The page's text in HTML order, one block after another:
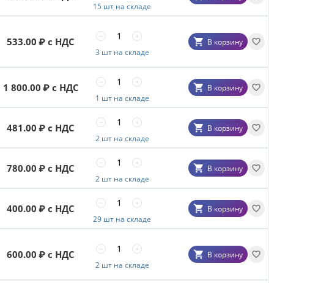
15 шт на складе
533.00 ₽ с НДС +
−
3 шт на складе
В корзину
1 800.00 ₽ с НДС +
−
1 шт на складе
В корзину
481.00 ₽ с НДС +
−
2 шт на складе
В корзину
780.00 ₽ с НДС +
−
2 шт на складе
В корзину
400.00 ₽ с НДС +
−
29 шт на складе
В корзину
600.00 ₽ с НДС +
−
2 шт на складе
В корзину